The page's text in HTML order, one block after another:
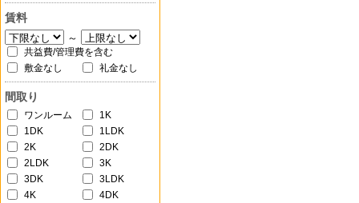
賃料
～
共益費/管理費を含む
敷金なし
礼金なし
間取り
ワンルーム
1K
1DK
1LDK
2K
2DK
2LDK
3K
3DK
3LDK
4K
4DK